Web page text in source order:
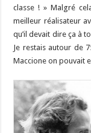
classe ! » Malgré
meilleur réalisateur
qu’il devait dire ça à
Je restais autour de
Maccione on pouvait